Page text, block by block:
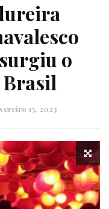
o
Brasil
15, 2023